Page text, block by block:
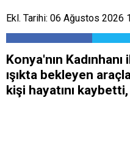
Ekl. Tarihi: 06 Ağustos 2026
Konya'nın Kadınhanı
ışıkta bekleyen
kişi hayatını